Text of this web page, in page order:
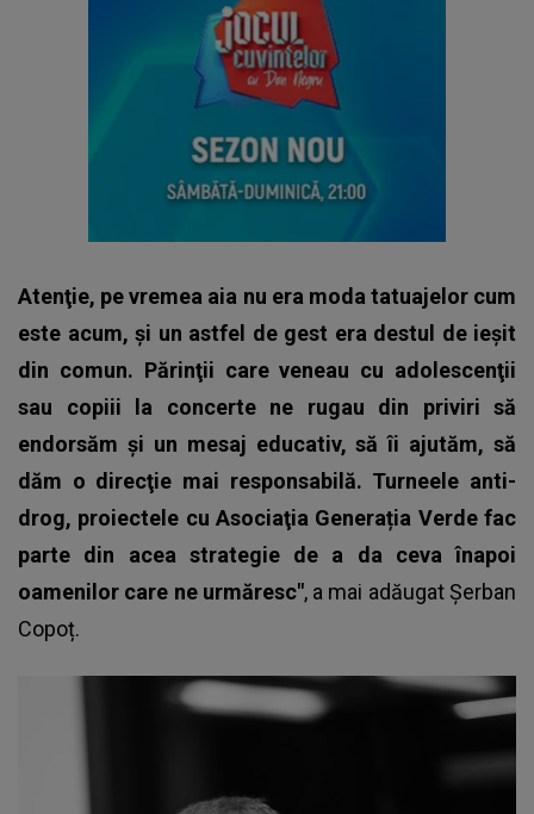
Atenţie, pe vremea aia nu era moda tatuajelor cum
este acum, şi un astfel de gest era destul de ieşit
din comun. Părinţii care veneau cu adolescenţii
sau copiii la concerte ne rugau din priviri să
endorsăm şi un mesaj educativ, să îi ajutăm, să
dăm o direcţie mai responsabilă. Turneele anti-
drog, proiectele cu Asociaţia Generația Verde fac
parte din acea strategie de a da ceva înapoi
oamenilor care ne urmăresc", a mai adăugat Șerban
Copoț.